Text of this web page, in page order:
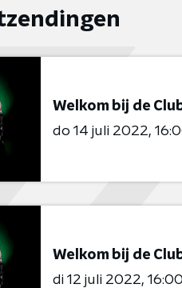
Welkom bij de
do 14 juli 2022
Welkom bij de
di 12 juli 2022